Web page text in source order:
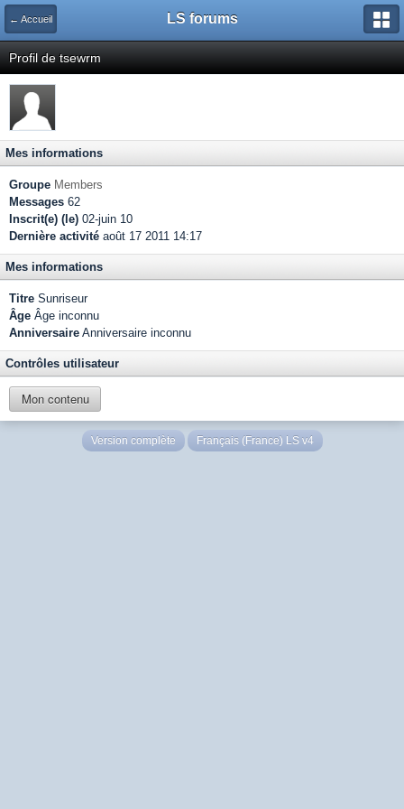
← Accueil LS forums
Profil de tsewrm
Mes informations
Groupe Members
Messages 62
Inscrit(e) (le) 02-juin 10
Dernière activité août 17 2011 14:17
Mes informations
Titre Sunriseur
Âge Âge inconnu
Anniversaire Anniversaire inconnu
Contrôles utilisateur
Mon contenu
Version complète Français (France) LS v4